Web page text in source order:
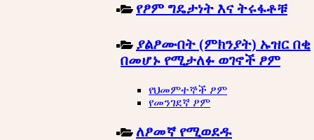
የፆም ግዴታነት እና ትሩፋቶቹ
ያልፆሙበት (ምክንያት) ኡዝር በቂ
በመሆኑ የሚታለፉ ወገኖች ፆም
የህመምተኞች ፆም
የመንገደኛ ፆም
ለፆመኛ የሚወደዱ